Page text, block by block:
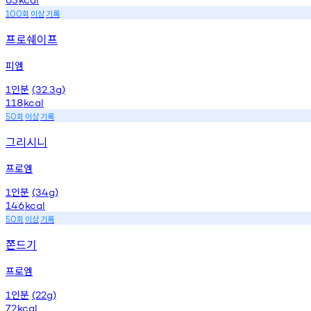
100회 이상기록
프로쉐이프
피엠
1 인분 (32.3g)
118kcal
50회 이상기록
그리시니
프로엠
1 인분 (34g)
146kcal
50회 이상기록
쫀드기
프로엠
1 인분 (22g)
72kcal